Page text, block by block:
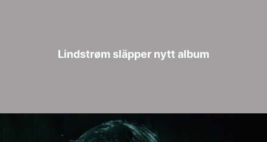
Lindstrøm släpper nytt album